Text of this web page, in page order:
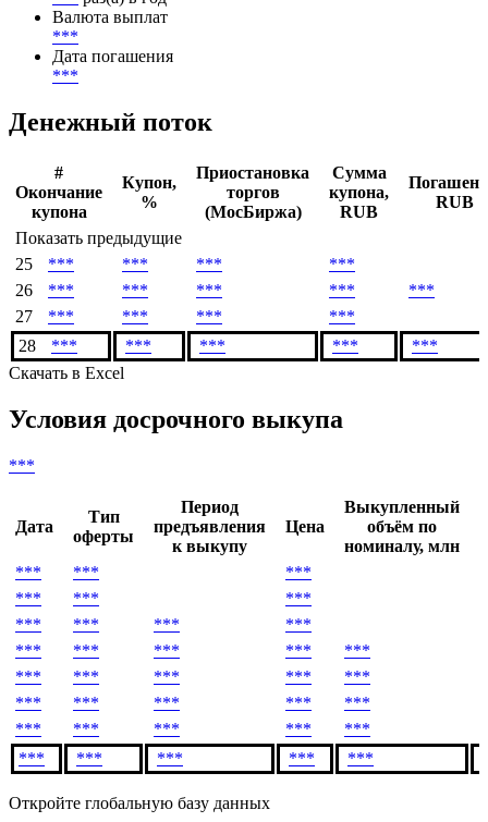
***
Периодичность выплаты купона
***
Дата погашения
Денежный поток
#
Окончание
купона
Купон,
%
(МосБиржа)
купона,
RUB
Показать предыдущие
25
*** *** ***
***
26
*** *** *** ***
***
28
*** *** *** ***
***
Дата
Тип
оферты
к выкупу
Цена
***
*** ***
***
*** ***
***
*** *** ***
***
*** *** *** ***
***
*** *** *** ***
***
*** *** *** ***
***
*** ***